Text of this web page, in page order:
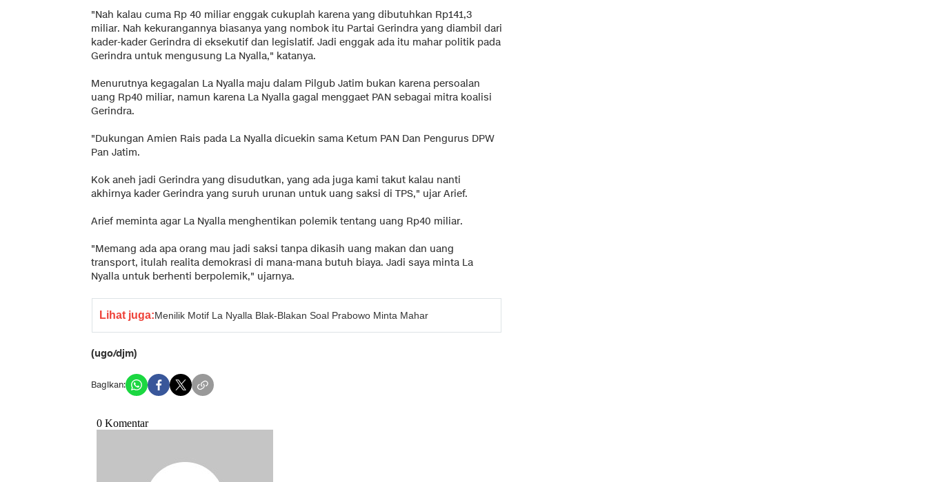
"Nah kalau cuma Rp 40 miliar enggak cukuplah karena yang dibutuhkan Rp141,3
miliar. Nah kekurangannya biasanya yang nombok itu Partai Gerindra yang diambil dari
kader-kader Gerindra di eksekutif dan legislatif. Jadi enggak ada itu mahar politik pada
Gerindra untuk mengusung La Nyalla," katanya.
Menurutnya kegagalan La Nyalla maju dalam Pilgub Jatim bukan karena persoalan
uang Rp40 miliar, namun karena La Nyalla gagal menggaet PAN sebagai mitra koalisi
Gerindra.
"Dukungan Amien Rais pada La Nyalla dicuekin sama Ketum PAN Dan Pengurus DPW
Pan Jatim.
Kok aneh jadi Gerindra yang disudutkan, yang ada juga kami takut kalau nanti
akhirnya kader Gerindra yang suruh urunan untuk uang saksi di TPS," ujar Arief.
Arief meminta agar La Nyalla menghentikan polemik tentang uang Rp40 miliar.
"Memang ada apa orang mau jadi saksi tanpa dikasih uang makan dan uang
transport, itulah realita demokrasi di mana-mana butuh biaya. Jadi saya minta La
Nyalla untuk berhenti berpolemik," ujarnya.
Lihat juga:Menilik Motif La Nyalla Blak-Blakan Soal Prabowo Minta Mahar
(ugo/djm)
Bagikan: